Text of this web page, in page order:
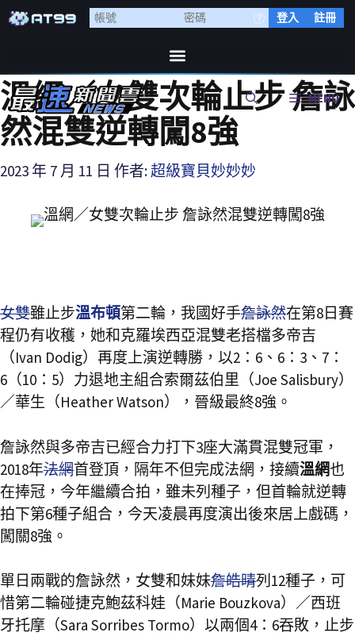
登入 註冊
MENU
溫網／女雙次輪止步 詹詠
然混雙逆轉闖8強
2023 年 7 月 11 日 作者: 超級寶貝妙妙妙
女雙雖止步溫布頓第二輪，我國好手詹詠然在第8日賽
程仍有收穫，她和克羅埃西亞混雙老搭檔多帝吉
（Ivan Dodig）再度上演逆轉勝，以2：6、6：3、7：
6（10：5）力退地主組合索爾茲伯里（Joe Salisbury）
／華生（Heather Watson），晉級最終8強。
詹詠然與多帝吉已經合力打下3座大滿貫混雙冠軍，
2018年法網首登頂，隔年不但完成法網，接續溫網也
在捧冠，今年繼續合拍，雖未列種子，但首輪就逆轉
拍下第6種子組合，今天凌晨再度演出後來居上戲碼，
闖關8強。
單日兩戰的詹詠然，女雙和妹妹詹皓晴列12種子，可
惜第二輪碰捷克鮑茲科娃（Marie Bouzkova）／西班
牙托摩（Sara Sorribes Tormo）以兩個4：6吞敗，止步